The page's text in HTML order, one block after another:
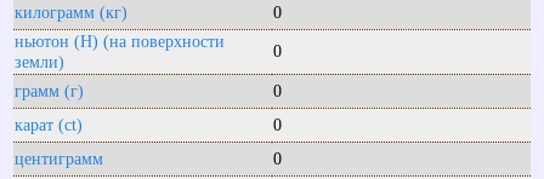
килограмм (кг)
0
ньютон (Н) (на поверхности
земли)
0
грамм (г)
0
карат (ct)
0
центиграмм
0